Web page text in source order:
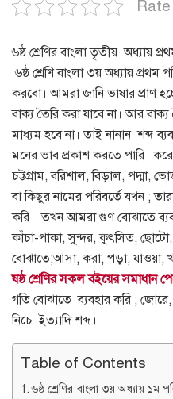
৬ষ্ঠ শ্রেণির বাংলা তৃতীয় অধ্যায়
৬ষ্ঠ শ্রেণি বাংলা ৩য় অধ্যায়
করবো। আমরা জানি ভাষার প্রাণ
বাক্য তৈরি করা যাবে না। আর
মাধ্যম হবে না।তাই নানান শব্দ
মনের ভাব প্রকাশ করতে পারি।
চট্টগ্রাম, বরিশাল, বিড়াল, পদ্মা,
বা কিছুর নামের পরিবর্তে যখন ;
করি। তখন আমরা গুণ বোঝাতে
কাঁচা-পাকা, সুন্দর, কুৎসিত,
বোঝাতে;আসা, করা, পড়া, যাওয়া,
ষষ্ঠ শ্রেণির সকল বইয়ের সমাধান
গতি বোঝাতে ব্যবহার করি ;
নিচে ইত্যাদি শব্দ।
Table of Contents
৬ষ্ঠ শ্রেণির বাংলা ৩য় অধ্যায় ১ম